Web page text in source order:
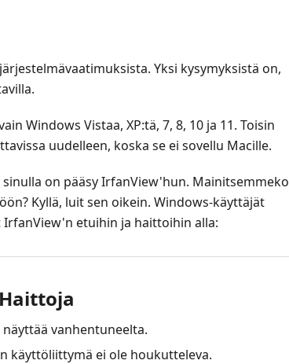
Yksi kysymyksistä on,
Windows Vistaa, XP:tä, 7, 8, 10 ja 11. Toisin
uudelleen, koska se ei sovellu Macille.
on pääsy IrfanView'hun. Mainitsemmeko
Kyllä, luit sen oikein. Windows-käyttäjät
etuihin ja haittoihin alla:
Haittoja
näyttää vanhentuneelta.
käyttöliittymä ei ole houkutteleva.